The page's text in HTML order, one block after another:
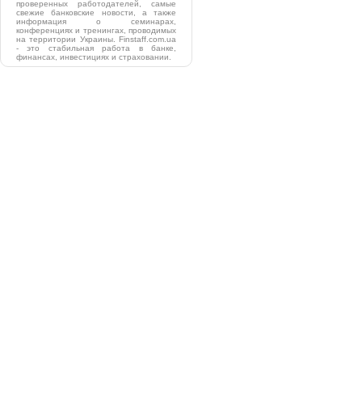
проверенных работодателей, самые
свежие банковские новости, а также
информация о семинарах,
конференциях и тренингах, проводимых
на территории Украины. Finstaff.com.ua
- это стабильная работа в банке,
финансах, инвестициях и страховании.